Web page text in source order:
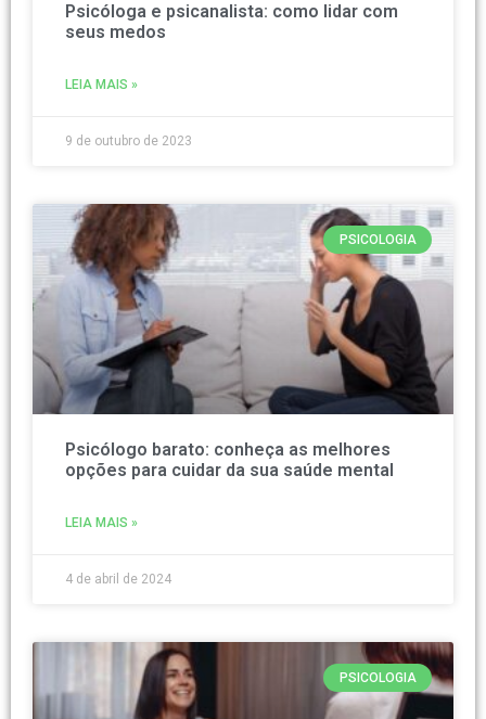
Psicóloga e psicanalista: como lidar com
seus medos
LEIA MAIS »
9 de outubro de 2023
PSICOLOGIA
Psicólogo barato: conheça as melhores
opções para cuidar da sua saúde mental
LEIA MAIS »
4 de abril de 2024
PSICOLOGIA